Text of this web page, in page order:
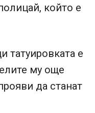
който е
татуировката е
му още
да станат